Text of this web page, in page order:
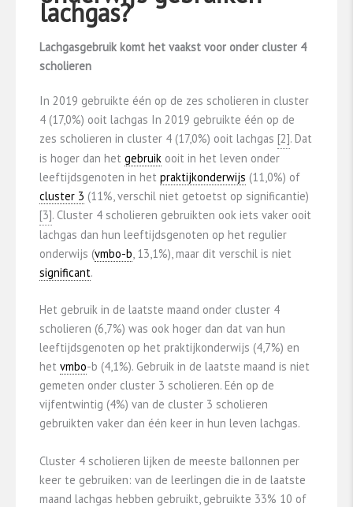
lachgas?
Lachgasgebruik komt het vaakst voor onder cluster 4
scholieren
In 2019 gebruikte één op de zes scholieren in cluster
4 (17,0%) ooit lachgas In 2019 gebruikte één op de
zes scholieren in cluster 4 (17,0%) ooit lachgas ​[2]​. Dat
is hoger dan het gebruik ooit in het leven onder
leeftijdsgenoten in het praktijkonderwijs (11,0%) of
cluster 3 (11%, verschil niet getoetst op significantie)
​[3]​. Cluster 4 scholieren gebruikten ook iets vaker ooit
lachgas dan hun leeftijdsgenoten op het regulier
onderwijs (vmbo-b, 13,1%), maar dit verschil is niet
significant.
Het gebruik in de laatste maand onder cluster 4
scholieren (6,7%) was ook hoger dan dat van hun
leeftijdsgenoten op het praktijkonderwijs (4,7%) en
het vmbo-b (4,1%). Gebruik in de laatste maand is niet
gemeten onder cluster 3 scholieren. Eén op de
vijfentwintig (4%) van de cluster 3 scholieren
gebruikten vaker dan één keer in hun leven lachgas.
Cluster 4 scholieren lijken de meeste ballonnen per
keer te gebruiken: van de leerlingen die in de laatste
maand lachgas hebben gebruikt, gebruikte 33% 10 of